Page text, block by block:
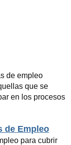
de empleo
que se
en los procesos
de Empleo
para cubrir